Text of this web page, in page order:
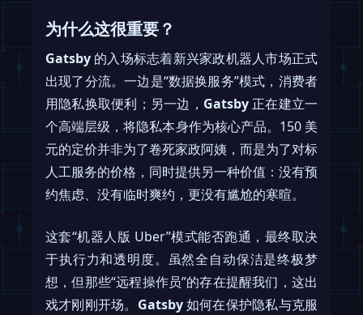
为什么这很重要？
Gatsby 的入场标志着新兴家政机器人市场正式
出现了分流。一边是“数据换服务”模式，消费者
用隐私换取便利；另一边， Gatsby正在建立一
个高端层级，将隐私本身作为核心产品。150 美
元的定价并非为了卷死家政阿姨，而是为了对标
人工服务的价格，同时提供另一种价值：没有预
约焦虑、没有临时爽约，更没有尴尬的寒暄。
这套“机器人版 Uber”模式能否跑通，最终取决
于执行力和透明度。虽然全自动保洁是终极梦
想，但那些“远程操作员”的存在提醒我们，这出
戏才刚刚开场。 Gatsby如何在保护隐私与克服